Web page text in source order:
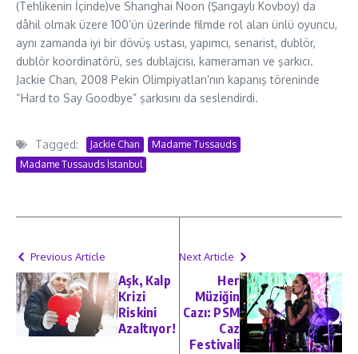
(Tehlikenin İçinde)ve Shanghai Noon (Şangaylı Kovboy) da
dâhil olmak üzere 100’ün üzerinde filmde rol alan ünlü oyuncu,
aynı zamanda iyi bir dövüş ustası, yapımcı, senarist, dublör,
dublör koordinatörü, ses dublajcısı, kameraman ve şarkıcı.
Jackie Chan, 2008 Pekin Olimpiyatları’nın kapanış töreninde
“Hard to Say Goodbye” şarkısını da seslendirdi.
Tagged: Jackie Chan
Madame Tussauds
Madame Tussauds İstanbul
Previous Article
Aşk, Kalp
Krizi
Riskini
Azaltıyor!
Next Article
Her
Müziğin
Cazı: PSM
Caz
Festivali